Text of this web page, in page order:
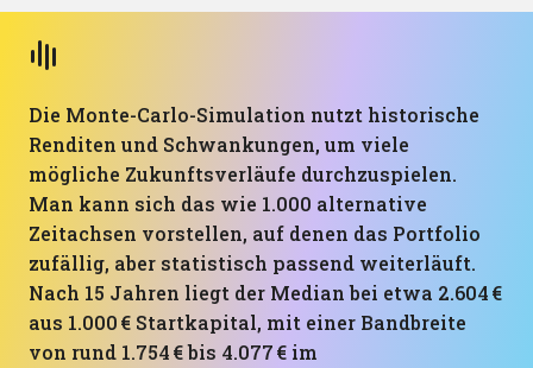
Die Monte-Carlo-Simulation nutzt historische
Renditen und Schwankungen, um viele
mögliche Zukunftsverläufe durchzuspielen.
Man kann sich das wie 1.000 alternative
Zeitachsen vorstellen, auf denen das Portfolio
zufällig, aber statistisch passend weiterläuft.
Nach 15 Jahren liegt der Median bei etwa 2.604 €
aus 1.000 € Startkapital, mit einer Bandbreite
von rund 1.754 € bis 4.077 € im